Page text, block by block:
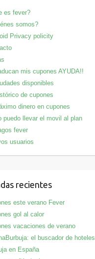
es fever?
somos?
Privacy policity
mis cupones AYUDA!!
disponibles
de cupones
dinero en cupones
puedo llevar el movil al plan
fever
usuarios
recientes
este verano Fever
gol al calor
vacaciones de verano
el buscador de hoteles
en España